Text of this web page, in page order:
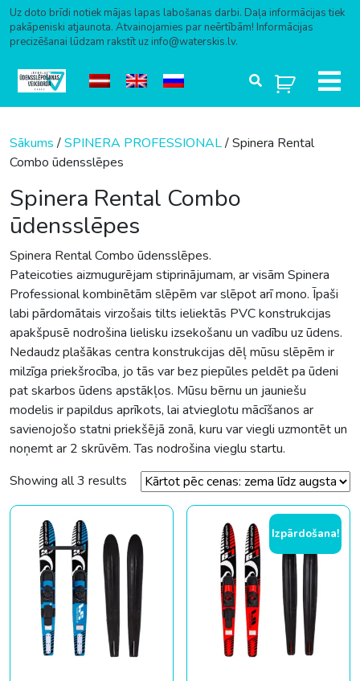
Uz doto brīdi notiek mājas lapas labošanas darbi. Daļa informācijas tiek
pakāpeniski atjaunota. Atvainojamies par neērtībām! Informācijas
precizēšanai lūdzam rakstīt uz info@waterskis.lv.
Sākums/SPINERA PROFESSIONAL/ Spinera Rental
Combo ūdensslēpes
Spinera Rental Combo
ūdensslēpes
Spinera Rental Combo ūdensslēpes.
Pateicoties aizmugurējam stiprinājumam, ar visām Spinera
Professional kombinētām slēpēm var slēpot arī mono. Īpaši
labi pārdomātais virzošais tilts ieliektās PVC konstrukcijas
apakšpusē nodrošina lielisku izsekošanu un vadību uz ūdens.
Nedaudz plašākas centra konstrukcijas dēļ mūsu slēpēm ir
milzīga priekšrocība, jo tās var bez piepūles peldēt pa ūdeni
pat skarbos ūdens apstākļos. Mūsu bērnu un jauniešu
modelis ir papildus aprīkots, lai atvieglotu mācīšanos ar
savienojošo statni priekšējā zonā, kuru var viegli uzmontēt un
noņemt ar 2 skrūvēm. Tas nodrošina vieglu startu.
Showing all 3 results Sorted by price: low to high
Izpārdošana!